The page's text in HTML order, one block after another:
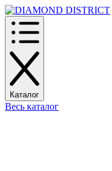
Каталог
Весь каталог